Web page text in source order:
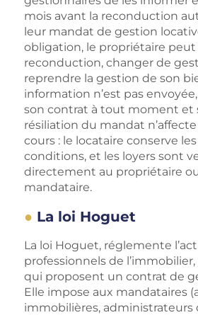
mois avant la reconduction
leur mandat de gestion
obligation, le propriétaire peut
reconduction, changer de
reprendre la gestion de son
information n’est pas
son contrat à tout moment et
résiliation du mandat
cours : le locataire conserve
conditions, et les loyers sont
directement au propriétaire
mandataire.
La loi Hoguet
La loi Hoguet, réglemente
professionnels de
qui proposent un contrat de
Elle impose aux mandataires
immobilières, administrateurs